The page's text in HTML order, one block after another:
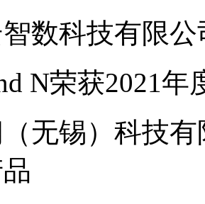
数科技有限
N荣获2021
无锡）科技